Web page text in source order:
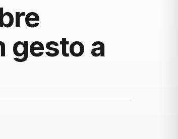
gesto a